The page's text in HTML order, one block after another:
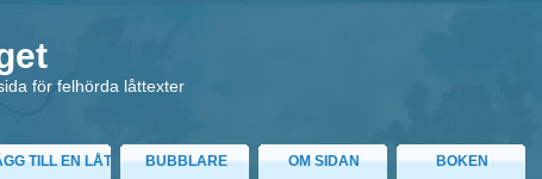
för felhörda låttexter
TILL EN LÅT BUBBLARE OM SIDAN BOKEN